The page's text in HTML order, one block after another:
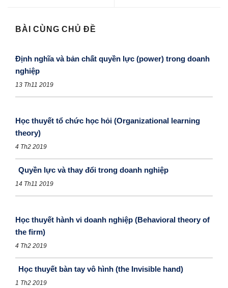
BÀI CÙNG CHỦ ĐỀ
Định nghĩa và bản chất quyền lực (power) trong doanh
nghiệp
13 Th11 2019
Học thuyết tổ chức học hỏi (Organizational learning
theory)
4 Th2 2019
Quyền lực và thay đổi trong doanh nghiệp
14 Th11 2019
Học thuyết hành vi doanh nghiệp (Behavioral theory of
the firm)
4 Th2 2019
Học thuyết bàn tay vô hình (the Invisible hand)
1 Th2 2019